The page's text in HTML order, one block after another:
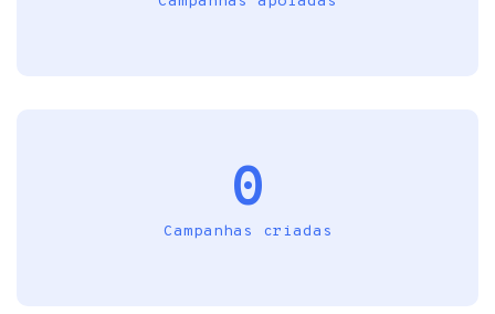
0
Campanhas criadas